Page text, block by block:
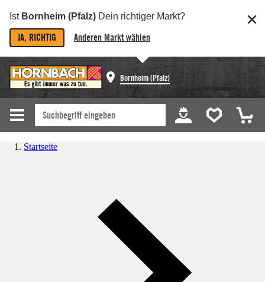
Ist Bornheim (Pfalz) Dein richtiger Markt?
JA, RICHTIG Anderen Markt wählen
Bornheim (Pfalz)
Startseite